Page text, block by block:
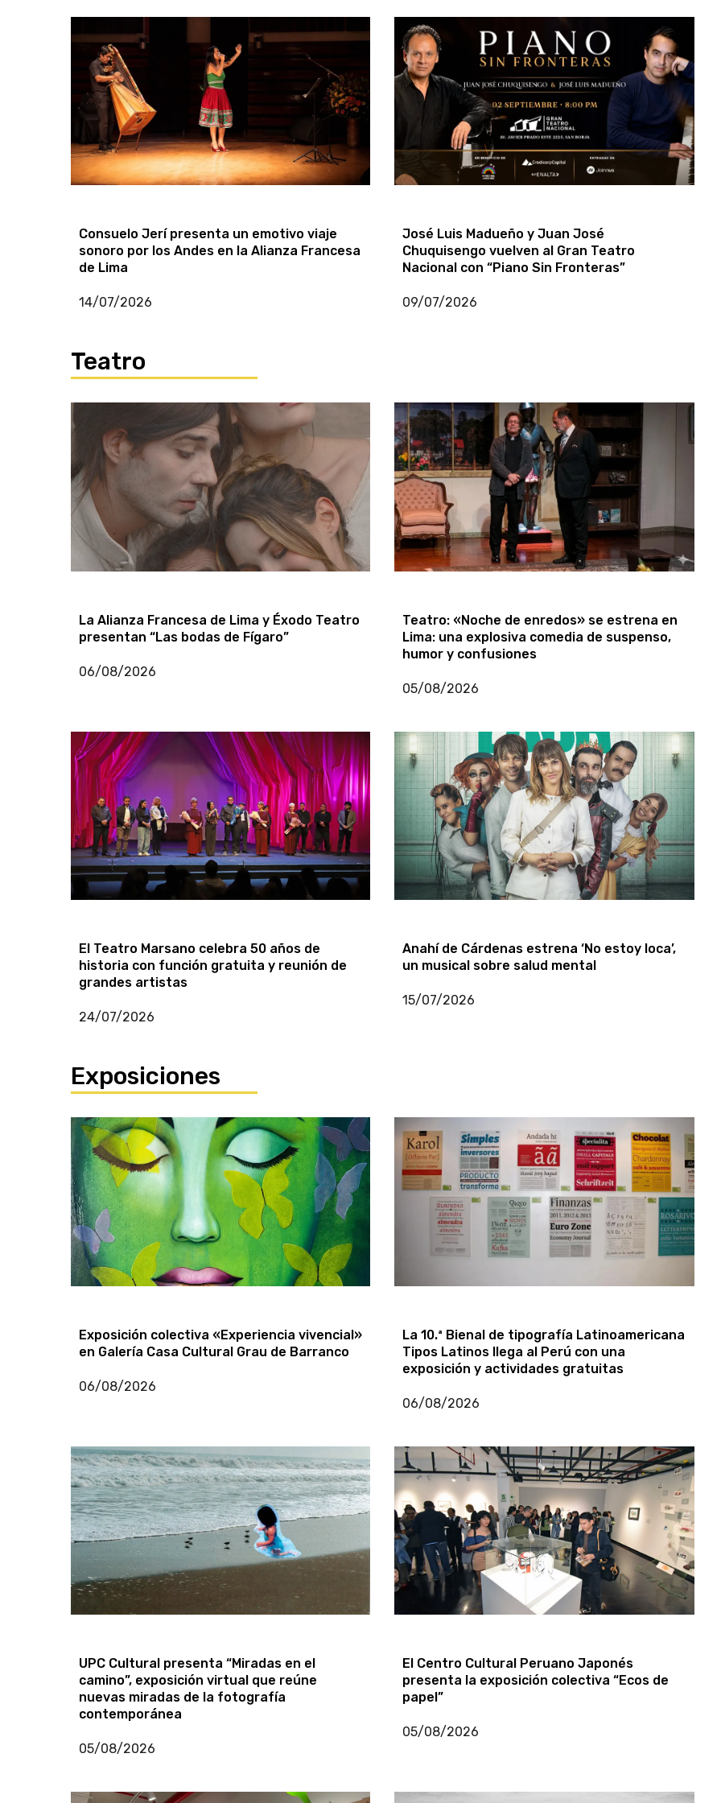
Teatro Municipal de Surco presentará ocho
funciones con orquesta en vivo y artistas
de primer nivel
05/08/2026
Eva Ayllón recibió Medalla de Honor de la
Cultura
19/07/2026
Consuelo Jerí presenta un emotivo viaje
sonoro por los Andes en la Alianza Francesa
14/07/2026 09/07/2026
Teatro
La Alianza Francesa de Lima y Éxodo Teatro
presentan “Las bodas de Fígaro”
06/08/2026
Teatro: «Noche de enredos» se estrena en
Lima: una explosiva comedia de suspenso,
humor y confusiones
05/08/2026
El Teatro Marsano celebra 50 años de
historia con función gratuita y reunión de
grandes artistas
24/07/2026
15/07/2026
Exposiciones
Exposición colectiva «Experiencia vivencial»
en Galería Casa Cultural Grau de Barranco
06/08/2026
La 10.ª Bienal de tipografía Latinoamericana
Tipos Latinos llega al Perú con una
exposición y actividades gratuitas
06/08/2026
UPC Cultural presenta “Miradas en el El Centro Cultural Peruano Japonés